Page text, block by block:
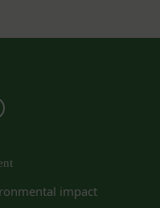
impact
運営に照らして当社
から取得したお客様
報を第三者と共有す
のサービス又は提携
については、各サー
の各用語は各々以下